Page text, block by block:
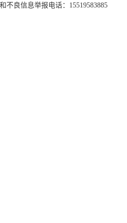
不良信息举报电话：15519583885